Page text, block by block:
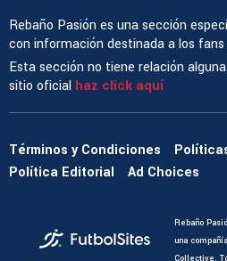
Rebaño Pasión es una sección
con información destinada a los fans
Esta sección no tiene relación
sitio oficial haz click aquí
Términos y Condiciones
Política Editorial
Ad Choices
Rebaño
una
Collective.